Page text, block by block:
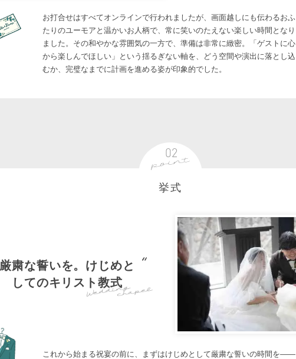
お打合せはすべてオンラインで行われましたが、画面越しにも伝わるおふ
たりのユーモアと温かいお人柄で、常に笑いのたえない楽しい時間となり
ました。その和やかな雰囲気の一方で、準備は非常に緻密。「ゲストに心
から楽しんでほしい」という揺るぎない軸を、どう空間や演出に落とし込
むか、完璧なまでに計画を進める姿が印象的でした。
挙式
厳粛な誓いを。けじめと
してのキリスト教式
これから始まる祝宴の前に、まずはけじめとして厳粛な誓いの時間を——